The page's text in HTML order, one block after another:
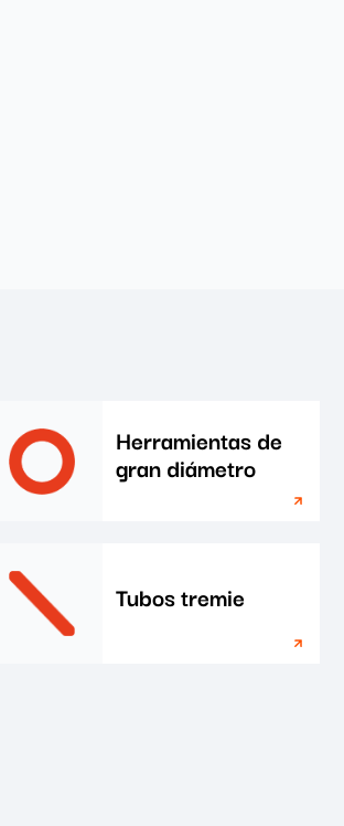
Herramientas de
gran diámetro
Tubos tremie